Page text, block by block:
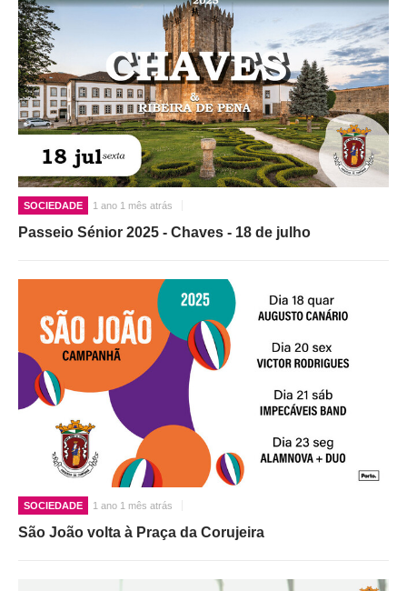
SOCIEDADE 1 ano 1 mês atrás
Passeio Sénior 2025 - Chaves - 18 de julho
SOCIEDADE 1 ano 1 mês atrás
São João volta à Praça da Corujeira